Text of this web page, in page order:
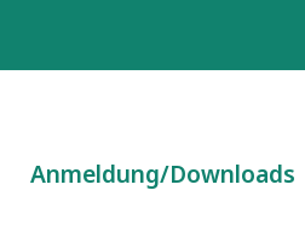
Anmeldung/Downloads